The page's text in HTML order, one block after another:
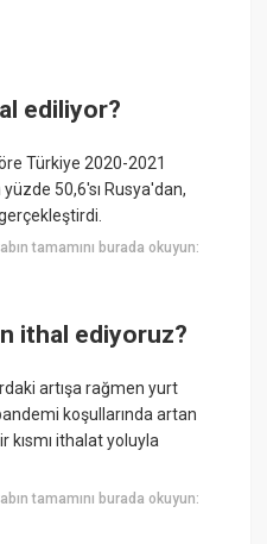
ediliyor?
Türkiye 2020-2021
50,6'sı Rusya'dan,
tamamını burada okuyun:
ithal ediyoruz?
artışa rağmen yurt
koşullarında artan
kısmı ithalat yoluyla
tamamını burada okuyun: